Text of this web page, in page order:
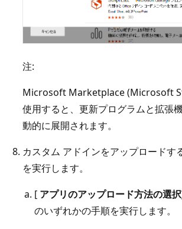
注:
Microsoft Marketplace (Microsoft
使用すると、更新プログラムと拡張
動的に展開されます。
カスタム アドインをアップロードす
を実行します。
[ アプリのアップロード方法の選
のいずれかの手順を実行します。